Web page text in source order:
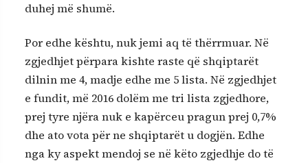
duhej më shumë.
Por edhe kështu, nuk jemi aq të thërrmuar. Në
zgjedhjet përpara kishte raste që shqiptarët
dilnin me 4, madje edhe me 5 lista. Në zgjedhjet
e fundit, më 2016 dolëm me tri lista zgjedhore,
prej tyre njëra nuk e kapërceu pragun prej 0,7%
dhe ato vota për ne shqiptarët u dogjën. Edhe
nga ky aspekt mendoj se në këto zgjedhje do të